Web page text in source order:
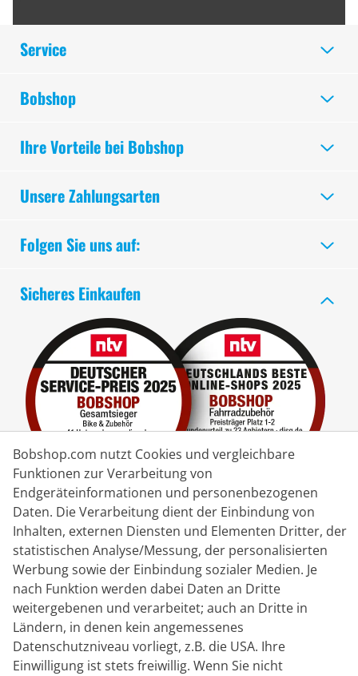
Service
Bobshop
Ihre Vorteile bei Bobshop
Unsere Zahlungsarten
Kontakt
Livechat
Mo - Fr: 8:30 bis 16:00 (MEZ)
Whatsapp
Folgen Sie uns auf:
Sicheres Einkaufen
Lieferpartner
Bobshop.com nutzt Cookies und vergleichbare
Funktionen zur Verarbeitung von
Endgeräteinformationen und personenbezogenen
Daten. Die Verarbeitung dient der Einbindung von
Inhalten, externen Diensten und Elementen Dritter, der
statistischen Analyse/Messung, der personalisierten
Werbung sowie der Einbindung sozialer Medien. Je
nach Funktion werden dabei Daten an Dritte
weitergebenen und verarbeitet; auch an Dritte in
Ländern, in denen kein angemessenes
Datenschutzniveau vorliegt, z.B. die USA. Ihre
Einwilligung ist stets freiwillig. Wenn Sie nicht